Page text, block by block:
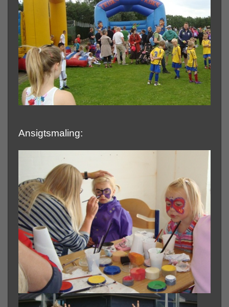
Ansigtsmaling: